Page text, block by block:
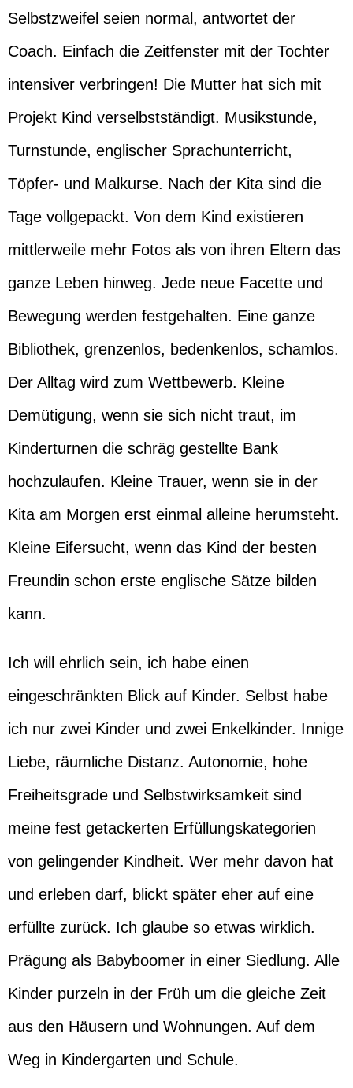
Selbstzweifel seien normal, antwortet der
Coach. Einfach die Zeitfenster mit der Tochter
intensiver verbringen! Die Mutter hat sich mit
Projekt Kind verselbstständigt. Musikstunde,
Turnstunde, englischer Sprachunterricht,
Töpfer- und Malkurse. Nach der Kita sind die
Tage vollgepackt. Von dem Kind existieren
mittlerweile mehr Fotos als von ihren Eltern das
ganze Leben hinweg. Jede neue Facette und
Bewegung werden festgehalten. Eine ganze
Bibliothek, grenzenlos, bedenkenlos, schamlos.
Der Alltag wird zum Wettbewerb. Kleine
Demütigung, wenn sie sich nicht traut, im
Kinderturnen die schräg gestellte Bank
hochzulaufen. Kleine Trauer, wenn sie in der
Kita am Morgen erst einmal alleine herumsteht.
Kleine Eifersucht, wenn das Kind der besten
Freundin schon erste englische Sätze bilden
kann.
Ich will ehrlich sein, ich habe einen
eingeschränkten Blick auf Kinder. Selbst habe
ich nur zwei Kinder und zwei Enkelkinder. Innige
Liebe, räumliche Distanz. Autonomie, hohe
Freiheitsgrade und Selbstwirksamkeit sind
meine fest getackerten Erfüllungskategorien
von gelingender Kindheit. Wer mehr davon hat
und erleben darf, blickt später eher auf eine
erfüllte zurück. Ich glaube so etwas wirklich.
Prägung als Babyboomer in einer Siedlung. Alle
Kinder purzeln in der Früh um die gleiche Zeit
aus den Häusern und Wohnungen. Auf dem
Weg in Kindergarten und Schule.